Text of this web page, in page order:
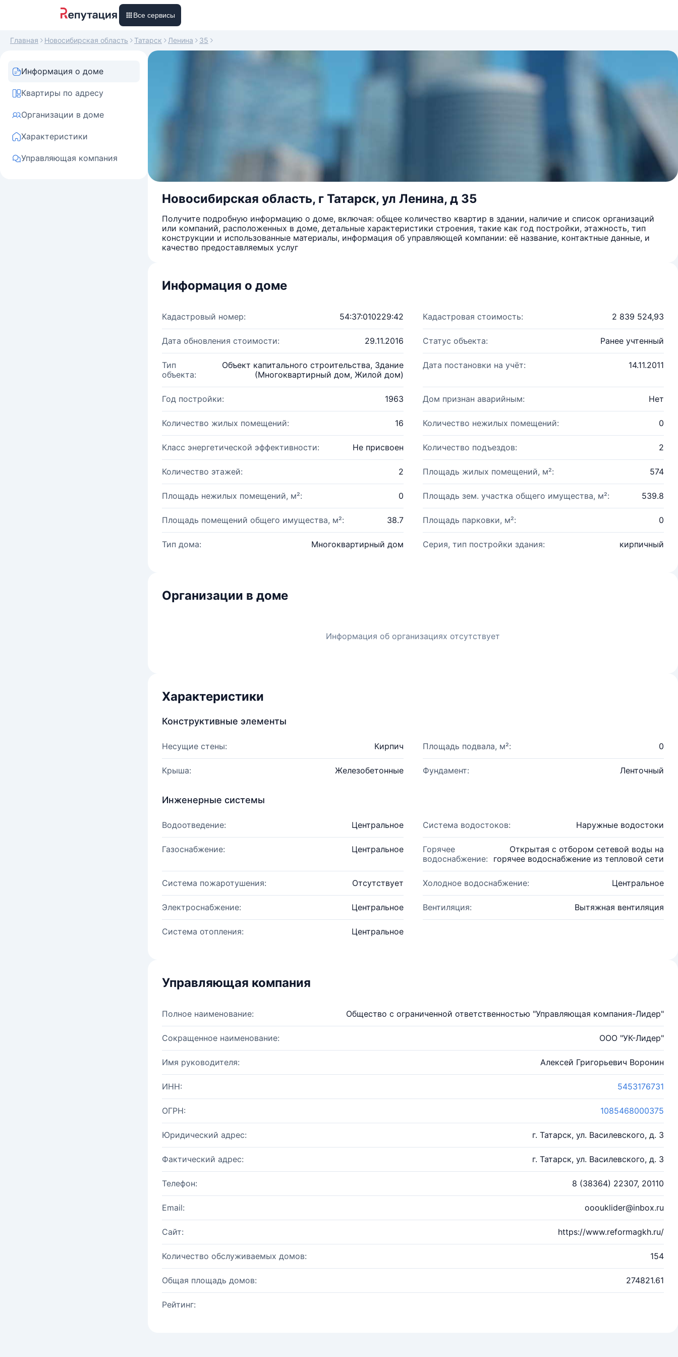
Все сервисы
Главная Новосибирская область Татарск Ленина 35
Информация о доме
Квартиры по адресу
Организации в доме
Характеристики
Управляющая компания
Новосибирская область, г Татарск, ул Ленина, д 35
Получите подробную информацию о доме, включая: общее количество квартир в здании, наличие и список организаций
или компаний, расположенных в доме, детальные характеристики строения, такие как год постройки, этажность, тип
конструкции и использованные материалы, информация об управляющей компании: её название, контактные данные, и
качество предоставляемых услуг
Информация о доме
Кадастровый номер: 54:37:010229:42 Кадастровая стоимость: 2 839 524,93
Дата обновления стоимости: 29.11.2016 Статус объекта: Ранее учтенный
Тип
объекта:
Объект капитального строительства, Здание
(Многоквартирный дом, Жилой дом)
Дата постановки на учёт: 14.11.2011
Год постройки: 1963 Дом признан аварийным: Нет
Количество жилых помещений: 16 Количество нежилых помещений: 0
Класс энергетической эффективности: Не присвоен Количество подъездов: 2
Количество этажей: 2 Площадь жилых помещений, м²: 574
Площадь нежилых помещений, м²: 0 Площадь зем. участка общего имущества, м²: 539.8
Площадь помещений общего имущества, м²: 38.7 Площадь парковки, м²: 0
Тип дома: Многоквартирный дом Серия, тип постройки здания: кирпичный
Организации в доме
Информация об организациях отсутствует
Характеристики
Конструктивные элементы
Несущие стены: Кирпич Площадь подвала, м²: 0
Крыша: Железобетонные Фундамент: Ленточный
Инженерные системы
Водоотведение: Центральное Система водостоков: Наружные водостоки
Газоснабжение: Центральное
Горячее
водоснабжение:
Открытая с отбором сетевой воды на
горячее водоснабжение из тепловой сети
Система пожаротушения: Отсутствует Холодное водоснабжение: Центральное
Электроснабжение: Центральное Вентиляция: Вытяжная вентиляция
Система отопления: Центральное
Управляющая компания
Полное наименование: Общество с ограниченной ответственностью "Управляющая компания-Лидер"
Сокращенное наименование: ООО "УК-Лидер"
Имя руководителя: Алексей Григорьевич Воронин
ИНН: 5453176731
ОГРН: 1085468000375
Юридический адрес: г. Татарск, ул. Василевского, д. 3
Фактический адрес: г. Татарск, ул. Василевского, д. 3
Телефон: 8 (38364) 22307, 20110
Email: ooouklider@inbox.ru
Сайт: https://www.reformagkh.ru/
Количество обслуживаемых домов: 154
Общая площадь домов: 274821.61
Рейтинг: